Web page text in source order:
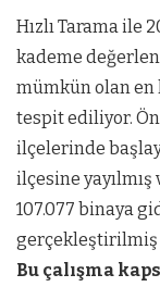
Hızlı Tarama ile
kademe
mümkün olan en
tespit ediliyor.
ilçelerinde
ilçesine
107.077 binaya
gerçekleştirilmiş
Bu çalışma